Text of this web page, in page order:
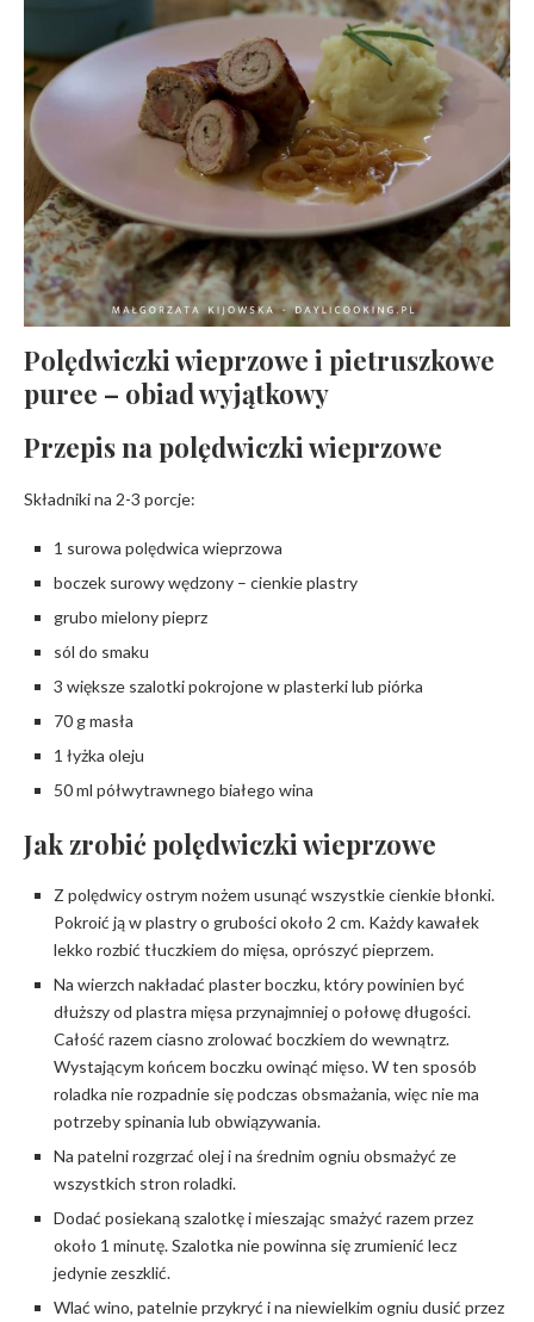
Polędwiczki wieprzowe i pietruszkowe
puree – obiad wyjątkowy
Przepis na polędwiczki wieprzowe
Składniki na 2-3 porcje:
1 surowa polędwica wieprzowa
boczek surowy wędzony – cienkie plastry
grubo mielony pieprz
sól do smaku
3 większe szalotki pokrojone w plasterki lub piórka
70 g masła
1 łyżka oleju
50 ml półwytrawnego białego wina
Jak zrobić polędwiczki wieprzowe
Z polędwicy ostrym nożem usunąć wszystkie cienkie błonki.
Pokroić ją w plastry o grubości około 2 cm. Każdy kawałek
lekko rozbić tłuczkiem do mięsa, oprószyć pieprzem.
Na wierzch nakładać plaster boczku, który powinien być
dłuższy od plastra mięsa przynajmniej o połowę długości.
Całość razem ciasno zrolować boczkiem do wewnątrz.
Wystającym końcem boczku owinąć mięso. W ten sposób
roladka nie rozpadnie się podczas obsmażania, więc nie ma
potrzeby spinania lub obwiązywania.
Na patelni rozgrzać olej i na średnim ogniu obsmażyć ze
wszystkich stron roladki.
Dodać posiekaną szalotkę i mieszając smażyć razem przez
około 1 minutę. Szalotka nie powinna się zrumienić lecz
jedynie zeszklić.
Wlać wino, patelnie przykryć i na niewielkim ogniu dusić przez